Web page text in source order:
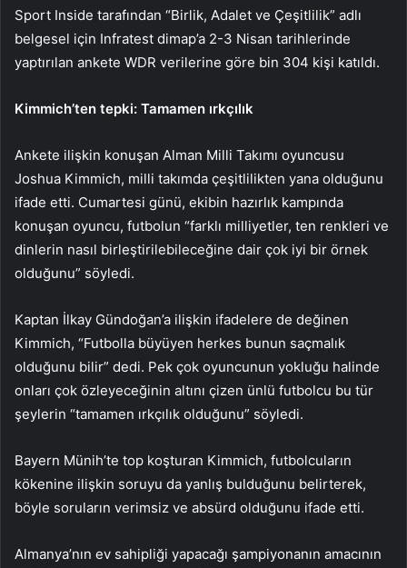
Sport Inside tarafından “Birlik, Adalet ve Çeşitlilik” adlı
belgesel için Infratest dimap’a 2-3 Nisan tarihlerinde
yaptırılan ankete WDR verilerine göre bin 304 kişi katıldı.
Kimmich’ten tepki: Tamamen ırkçılık
Ankete ilişkin konuşan Alman Milli Takımı oyuncusu
Joshua Kimmich, milli takımda çeşitlilikten yana olduğunu
ifade etti. Cumartesi günü, ekibin hazırlık kampında
konuşan oyuncu, futbolun “farklı milliyetler, ten renkleri ve
dinlerin nasıl birleştirilebileceğine dair çok iyi bir örnek
olduğunu” söyledi.
Kaptan İlkay Gündoğan’a ilişkin ifadelere de değinen
Kimmich, “Futbolla büyüyen herkes bunun saçmalık
olduğunu bilir” dedi. Pek çok oyuncunun yokluğu halinde
onları çok özleyeceğinin altını çizen ünlü futbolcu bu tür
şeylerin “tamamen ırkçılık olduğunu” söyledi.
Bayern Münih’te top koşturan Kimmich, futbolcuların
kökenine ilişkin soruyu da yanlış bulduğunu belirterek,
böyle soruların verimsiz ve absürd olduğunu ifade etti.
Almanya’nın ev sahipliği yapacağı şampiyonanın amacının